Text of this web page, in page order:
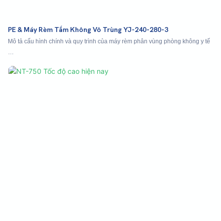
PE & Máy Rèm Tắm Không Vô Trùng YJ-240-280-3
Mô tả cấu hình chính và quy trình của máy rèm phân vùng phòng không y tế
w theo chiều dọc → cắt → → ba nếp gấp liên tiếp trong một nửa → sản